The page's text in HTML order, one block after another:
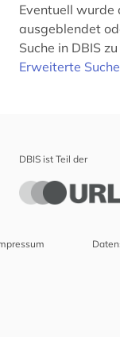
Eventuell
ausgeblendet
Suche in DBIS
Erweiterte Suche
DBIS ist Teil der